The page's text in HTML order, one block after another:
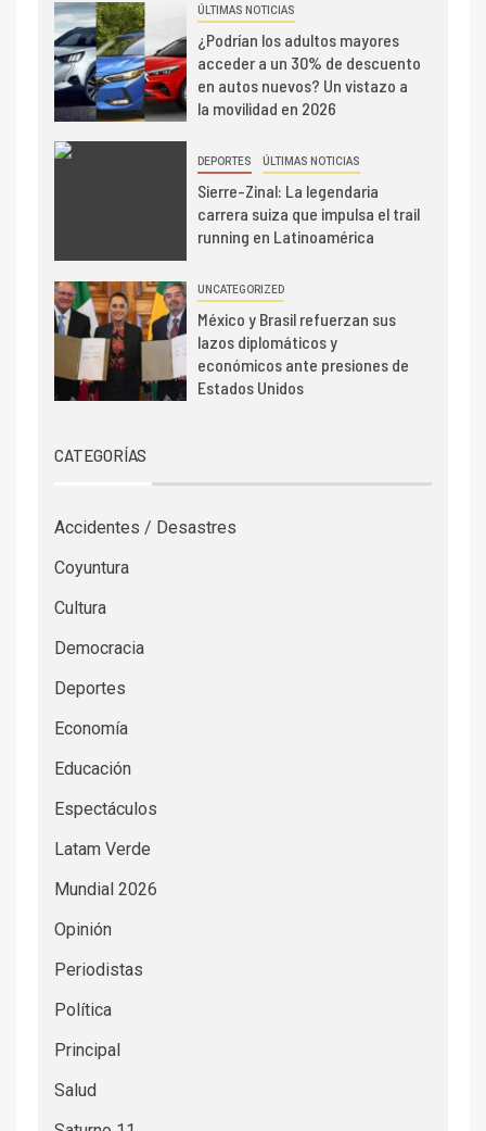
ÚLTIMAS NOTICIAS
¿Podrían los adultos mayores
acceder a un 30% de descuento
en autos nuevos? Un vistazo a
la movilidad en 2026
DEPORTES ÚLTIMAS NOTICIAS
Sierre-Zinal: La legendaria
carrera suiza que impulsa el trail
running en Latinoamérica
UNCATEGORIZED
México y Brasil refuerzan sus
lazos diplomáticos y
económicos ante presiones de
Estados Unidos
CATEGORÍAS
Accidentes / Desastres
Coyuntura
Cultura
Democracia
Deportes
Economía
Educación
Espectáculos
Latam Verde
Mundial 2026
Opinión
Periodistas
Política
Principal
Salud